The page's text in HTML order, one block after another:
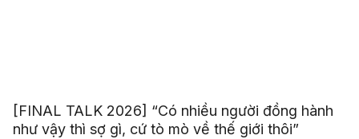
[FINAL TALK 2026] “Có nhiều người đồng hành
như vậy thì sợ gì, cứ tò mò về thế giới thôi”